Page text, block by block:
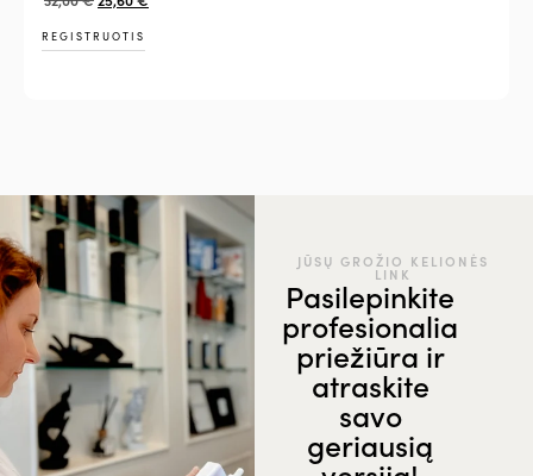
REGISTRUOTIS
JŪSŲ GROŽIO KELIONĖS
LINK
Pasilepinkite
profesionalia
priežiūra ir
atraskite
savo
geriausią